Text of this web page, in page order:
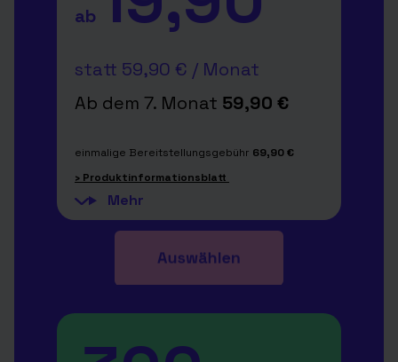
ab
statt 59,90 € / Monat
Ab dem 7. Monat 59,90 €
einmalige Bereitstellungsgebühr 69,90 €
› Produktinformationsblatt